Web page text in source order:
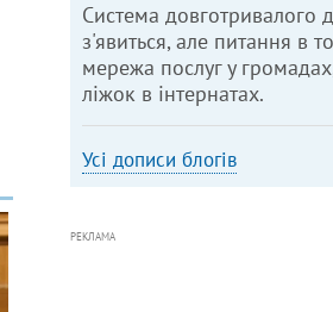
Система довготривалого
з'явиться, але питання в
мережа послуг у
ліжок в інтернатах.
Усі дописи блогів
РЕКЛАМА